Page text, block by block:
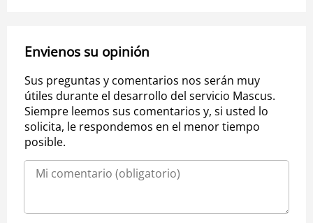
Envienos su opinión
Sus preguntas y comentarios nos serán muy
útiles durante el desarrollo del servicio Mascus.
Siempre leemos sus comentarios y, si usted lo
solicita, le respondemos en el menor tiempo
posible.